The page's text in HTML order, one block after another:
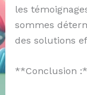
les
sommes
des solutions
**Conclusion